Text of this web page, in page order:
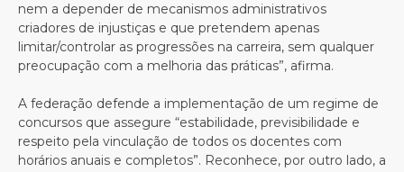
nem a depender de mecanismos administrativos
criadores de injustiças e que pretendem apenas
limitar/controlar as progressões na carreira, sem qualquer
preocupação com a melhoria das práticas”, afirma.
A federação defende a implementação de um regime de
concursos que assegure “estabilidade, previsibilidade e
respeito pela vinculação de todos os docentes com
horários anuais e completos”. Reconhece, por outro lado, a